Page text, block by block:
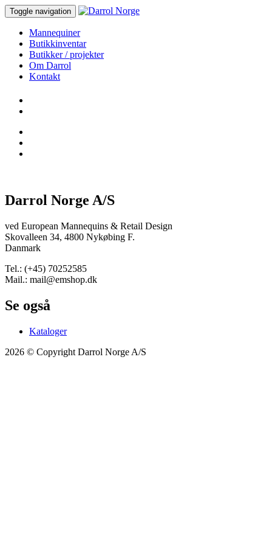
Toggle navigation
Mannequiner
Butikkinventar
Butikker / projekter
Om Darrol
Kontakt
Darrol Norge A/S
ved European Mannequins & Retail Design
Skovalleen 34, 4800 Nykøbing F.
Danmark
Tel.: (+45) 70252585
Mail.: mail@emshop.dk
Se også
Kataloger
2026 © Copyright Darrol Norge A/S